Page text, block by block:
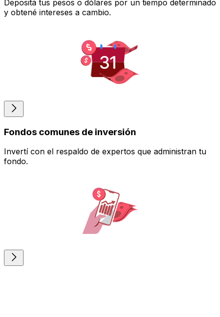
Depositá tus pesos o dólares por un tiempo determinado
y obtené intereses a cambio.
Fondos comunes de inversión
Invertí con el respaldo de expertos que administran tu
fondo.